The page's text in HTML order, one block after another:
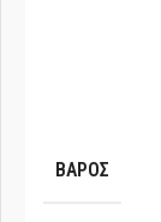
ΒΆΡΟΣ